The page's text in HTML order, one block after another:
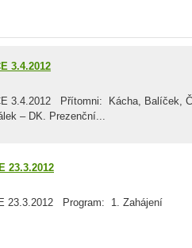
3.4.2012
3.4.2012 Přítomni: Kácha, Balíček,
DK. Prezenční...
23.3.2012
23.3.2012 Program: 1.